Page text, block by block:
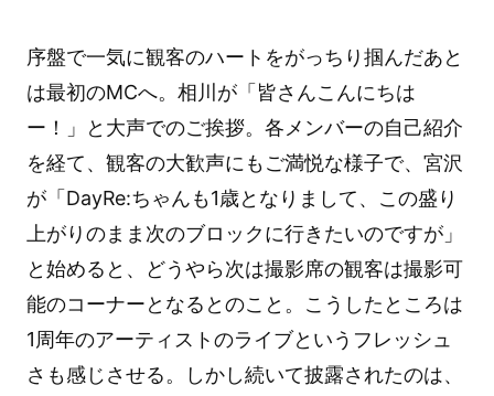
序盤で一気に観客のハートをがっちり掴んだあと
は最初のMCへ。相川が「皆さんこんにちは
ー！」と大声でのご挨拶。各メンバーの自己紹介
を経て、観客の大歓声にもご満悦な様子で、宮沢
が「DayRe:ちゃんも1歳となりまして、この盛り
上がりのまま次のブロックに行きたいのですが」
と始めると、どうやら次は撮影席の観客は撮影可
能のコーナーとなるとのこと。こうしたところは
1周年のアーティストのライブというフレッシュ
さも感じさせる。しかし続いて披露されたのは、